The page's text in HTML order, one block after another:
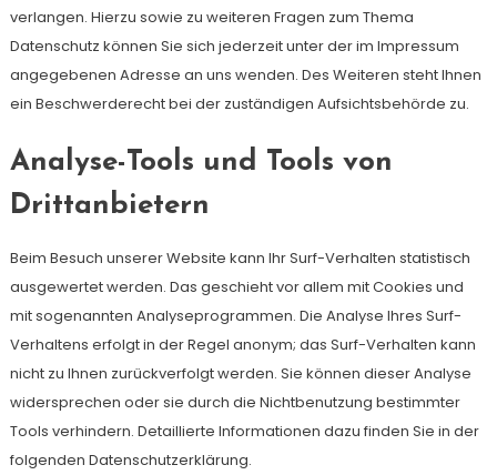
verlangen. Hierzu sowie zu weiteren Fragen zum Thema
Datenschutz können Sie sich jederzeit unter der im Impressum
angegebenen Adresse an uns wenden. Des Weiteren steht Ihnen
ein Beschwerderecht bei der zuständigen Aufsichtsbehörde zu.
Analyse-Tools und Tools von
Drittanbietern
Beim Besuch unserer Website kann Ihr Surf-Verhalten statistisch
ausgewertet werden. Das geschieht vor allem mit Cookies und
mit sogenannten Analyseprogrammen. Die Analyse Ihres Surf-
Verhaltens erfolgt in der Regel anonym; das Surf-Verhalten kann
nicht zu Ihnen zurückverfolgt werden. Sie können dieser Analyse
widersprechen oder sie durch die Nichtbenutzung bestimmter
Tools verhindern. Detaillierte Informationen dazu finden Sie in der
folgenden Datenschutzerklärung.